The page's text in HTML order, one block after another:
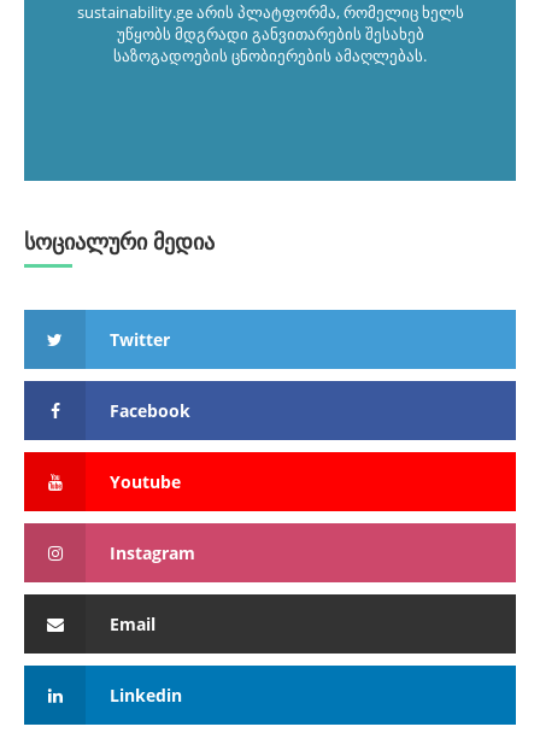
sustainability.ge არის პლატფორმა, რომელიც ხელს
უწყობს მდგრადი განვითარების შესახებ
საზოგადოების ცნობიერების ამაღლებას.
სოციალური მედია
Twitter
Facebook
Youtube
Instagram
Email
Linkedin